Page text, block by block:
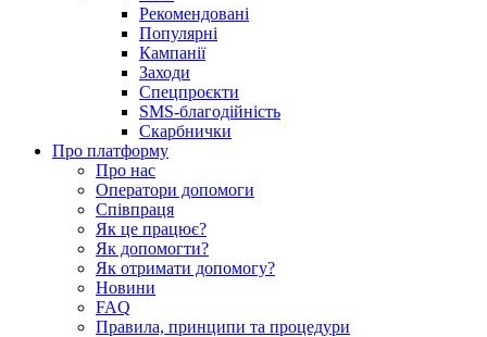
Рекомендовані
Популярні
Кампанії
Заходи
Спецпроєкти
SMS-благодійність
Скарбнички
Про платформу
Про нас
Оператори допомоги
Співпраця
Як це працює?
Як допомогти?
Як отримати допомогу?
Новини
FAQ
Правила, принципи та процедури